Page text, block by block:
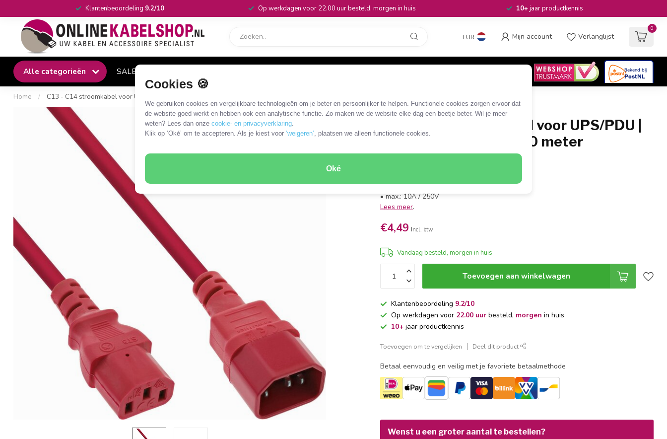
Cookies 🍪
We gebruiken cookies en vergelijkbare technologieën om je beter en persoonlijker te helpen. Functionele cookies zorgen ervoor dat
de website goed werkt en hebben ook een analytische functie. Zo maken we de website elke dag een beetje beter. Wil je meer
weten? Lees dan onze cookie- en privacyverklaring.
Klik op ‘Oké’ om te accepteren. Als je kiest voor ‘weigeren’, plaatsen we alleen functionele cookies.
Oké
Klantenbeoordeling 9.2/10 Op werkdagen voor 22.00 uur besteld, morgen in huis 10+jaar productkennis
EUR Mijn account Verlanglijst
0
Alle categorieën SALE
Home / C13 - C14 stroomkabel voor UPS/PDU | 3x 0,75mm | rood | 0,30 meter
OKS-54724
C13 - C14 stroomkabel voor UPS/PDU |
3x 0,75mm | rood | 0,30 meter
• kabel: H05VV-F 3G0.75mm²
• max.: 10A / 250V
Lees meer.
€4,49 Incl. btw
Vandaag besteld, morgen in huis
Toevoegen aan winkelwagen
Klantenbeoordeling 9.2/10
Op werkdagen voor 22.00 uur besteld, morgen in huis
10+ jaar productkennis
Toevoegen om te vergelijken Deel dit product
Betaal eenvoudig en veilig met je favoriete betaalmethode
Wenst u een groter aantal te bestellen?